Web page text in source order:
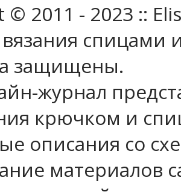
© 2011 - 2023 ::
спицами
защищены.
журнал
крючком и
описания со
материалов